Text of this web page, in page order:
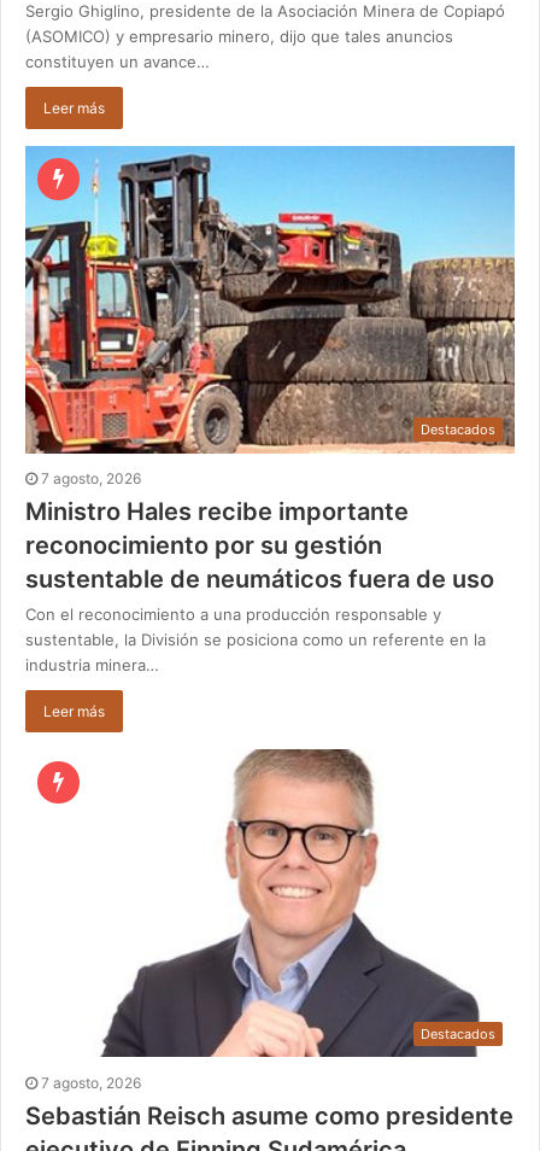
Sergio Ghiglino, presidente de la Asociación Minera de Copiapó
(ASOMICO) y empresario minero, dijo que tales anuncios
constituyen un avance…
Leer más
Destacados
7 agosto, 2026
Ministro Hales recibe importante
reconocimiento por su gestión
sustentable de neumáticos fuera de uso
Con el reconocimiento a una producción responsable y
sustentable, la División se posiciona como un referente en la
industria minera…
Leer más
Destacados
7 agosto, 2026
Sebastián Reisch asume como presidente